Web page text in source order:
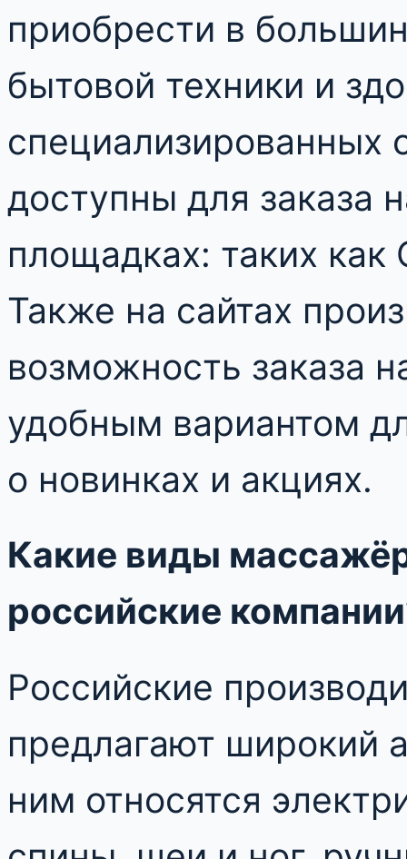
приобрести в
бытовой техники и
специализированных
доступны для заказа
площадках: таких как
Также на сайтах
возможность заказа
удобным вариантом
о новинках и акциях.
Какие виды
российские
Российские
предлагают широкий
ним относятся